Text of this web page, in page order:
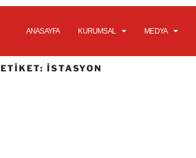
ANASAYFA KURUMSAL MEDYA
ETIKET: ISTASYON